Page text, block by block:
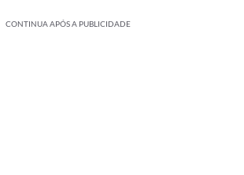
CONTINUA APÓS A PUBLICIDADE